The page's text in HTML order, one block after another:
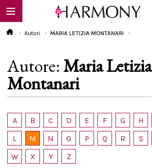
EBOOK
LIBRI
Calendario
Autori MARIA LETIZIA MONTANARI
Autore:Maria Letizia
Montanari
A B C D E F G H
L
M N O P Q R S
W
X Y Z